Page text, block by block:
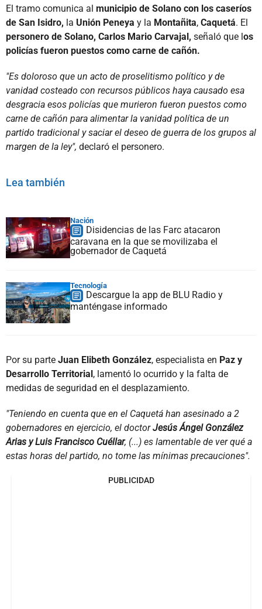
El tramo comunica al municipio de Solano con los caseríos
de San Isidro, la Unión Peneya y la Montañita, Caquetá. El
personero de Solano, Carlos Mario Carvajal, señaló que los
policías fueron puestos como carne de cañón.
"Es doloroso que un acto de proselitismo político y de
vanidad costeado con recursos públicos haya causado esa
desgracia esos policías que murieron fueron puestos como
carne de cañón para alimentar la vanidad política de un
partido tradicional y saciar el deseo de guerra de los grupos al
margen de la ley", declaró el personero.
Lea también
Nación
Disidencias de las Farc atacaron
caravana en la que se movilizaba el
gobernador de Caquetá
Tecnología
Descargue la app de BLU Radio y
manténgase informado
Por su parte Juan Elibeth González, especialista en Paz y
Desarrollo Territorial, lamentó lo ocurrido y la falta de
medidas de seguridad en el desplazamiento.
"Teniendo en cuenta que en el Caquetá han asesinado a 2
gobernadores en ejercicio, el doctorJesús Ángel González
Arias y Luis Francisco Cuéllar, (...) es lamentable de ver qué a
estas horas del partido, no tome las mínimas precauciones".
PUBLICIDAD